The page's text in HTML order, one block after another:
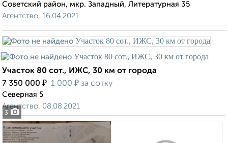
Советский район, мкр. Западный, Литературная 35
Агентство, 16.04.2021
3
Участок 80 сот., ИЖС, 30 км от города
7 350 000 ₽ 1 000 ₽ за сотку
Северная 5
Агентство, 08.08.2021